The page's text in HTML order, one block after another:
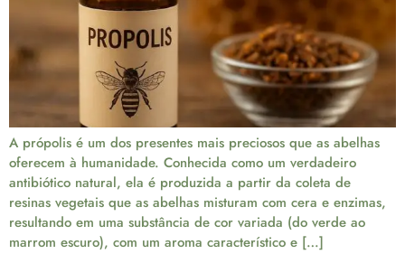
A própolis é um dos presentes mais preciosos que as abelhas
oferecem à humanidade. Conhecida como um verdadeiro
antibiótico natural, ela é produzida a partir da coleta de
resinas vegetais que as abelhas misturam com cera e enzimas,
resultando em uma substância de cor variada (do verde ao
marrom escuro), com um aroma característico e […]